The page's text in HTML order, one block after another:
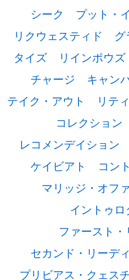
シーク
プット・
リクウェスティド
グ
タイズ
リインポウズ
チャージ
キャン
テイク・アウト
リテ
コレクション
レコメンデイション
ケイビアト
コン
マリッジ・オフ
イントゥ
ファースト
セカンド・リーデ
プリビアス・クェス